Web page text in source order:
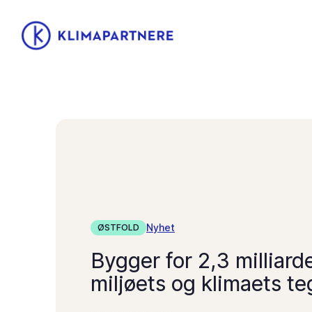
ØSTFOLD Nyhet
Bygger for 2,3
miljøets og klimaets